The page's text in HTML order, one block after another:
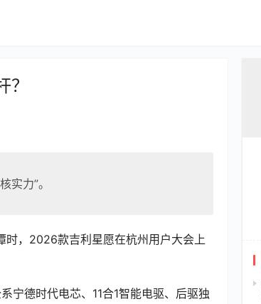
实力”。
时，2026款吉利星愿在杭州用户大会上
宁德时代电芯、11合1智能电驱、后驱独